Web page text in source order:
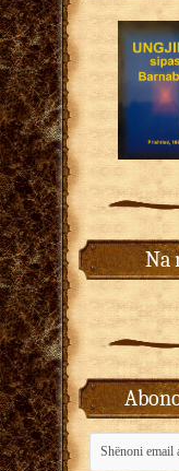
Na